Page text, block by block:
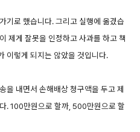
기로 했습니다. 그리고 실행에 옮겼습
제게 잘못을 인정하고 사과를 하고 책
이렇게 되지는 않았을 것입니다.
을 내면서 손해배상 청구액을 두고 제
. 100만원으로 할까, 500만원으로 할